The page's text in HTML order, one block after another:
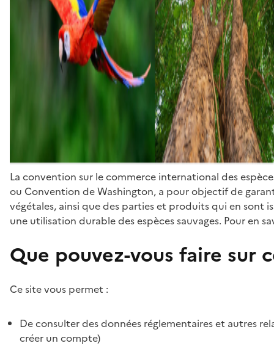
La convention sur le commerce international des
ou Convention de Washington, a pour objectif de
végétales, ainsi que des parties et produits qui en sont
une utilisation durable des espèces sauvages. Pour en
Que pouvez-vous faire sur
Ce site vous permet :
De consulter des données réglementaires et autres
créer un compte)